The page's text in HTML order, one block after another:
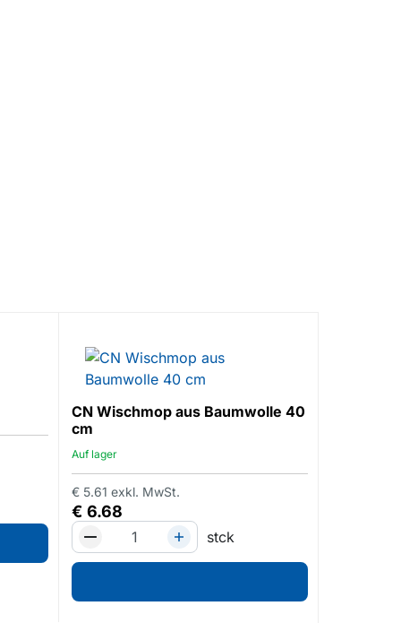
CN Wischmop aus Baumwolle 40
cm
Auf lager
€ 6.68
€ 5.61 exkl. MwSt.
stck